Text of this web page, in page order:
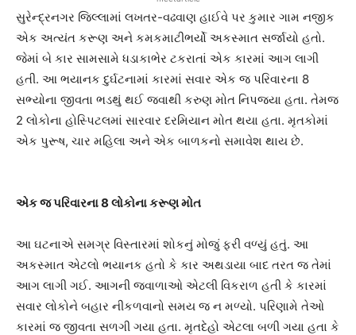
સુરેન્દ્રનગર જિલ્લામાં લખતર-વઢવાણ હાઈવે પર કુમાર ગામ નજીક
એક અત્યંત કરૂણ અને કમકમાટીભર્યો અકસ્માત સર્જાયો હતો.
જેમાં બે કાર સામસામે ધડાકાભેર ટકરાતાં એક કારમાં આગ લાગી
હતી. આ ભયાનક દુર્ઘટનામાં કારમાં સવાર એક જ પરિવારના 8
સભ્યોના જીવતા ભડથું થઈ જવાથી કરુણ મોત નિપજ્યા હતા. તેમજ
2 લોકોના હોસ્પિટલમાં સારવાર દરમિયાન મોત થયા હતા. મૃતકોમાં
એક પુરૂષ, ચાર મહિલા અને એક બાળકનો સમાવેશ થાય છે.
એક જ પરિવારના 8 લોકોના કરૂણ મોત
આ ઘટનાએ સમગ્ર વિસ્તારમાં શોકનું મોજું ફરી વળ્યું હતું. આ
અકસ્માત એટલો ભયાનક હતો કે કાર અથડાયા બાદ તરત જ તેમાં
આગ લાગી ગઈ. આગની જ્વાળાઓ એટલી વિકરાળ હતી કે કારમાં
સવાર લોકોને બહાર નીકળવાનો સમય જ ન મળ્યો. પરિણામે તેઓ
કારમાં જ જીવતા સળગી ગયા હતા. મૃતદેહો એટલા બળી ગયા હતા કે